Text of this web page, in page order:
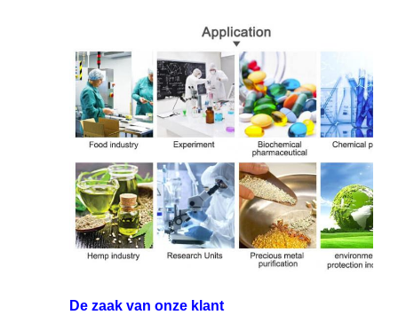
De zaak van onze klant